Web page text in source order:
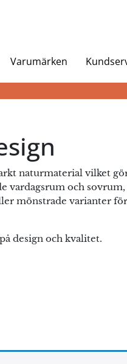
Varumärken
naturmaterial vilket
vardagsrum och sovrum,
mönstrade varianter
design och kvalitet.